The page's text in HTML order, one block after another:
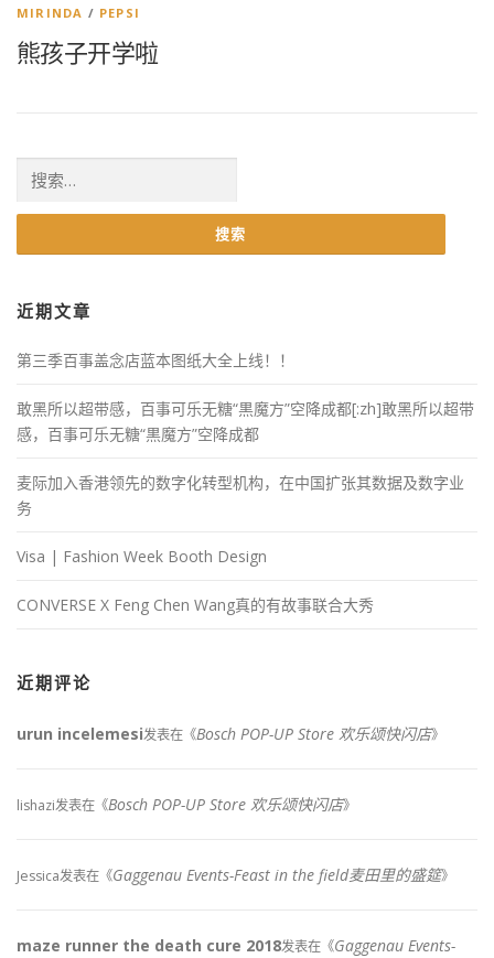
MIRINDA / PEPSI
熊孩子开学啦
搜索：
近期文章
第三季百事盖念店蓝本图纸大全上线！！
敢黑所以超带感，百事可乐无糖“黒魔方”空降成都[:zh]敢黑所以超带
感，百事可乐无糖“黒魔方”空降成都
麦际加入香港领先的数字化转型机构，在中国扩张其数据及数字业
务
Visa | Fashion Week Booth Design
CONVERSE X Feng Chen Wang真的有故事联合大秀
近期评论
urun incelemesi发表在《Bosch POP-UP Store 欢乐颂快闪店》
lishazi发表在《Bosch POP-UP Store 欢乐颂快闪店》
Jessica发表在《Gaggenau Events-Feast in the field麦田里的盛筵》
maze runner the death cure 2018发表在《Gaggenau Events-